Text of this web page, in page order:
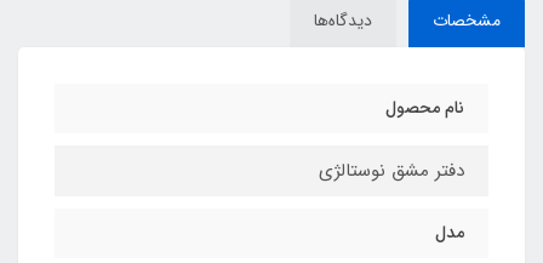
مشخصات دیدگاه‌ها
نام محصول
دفتر مشق نوستالژی
مدل